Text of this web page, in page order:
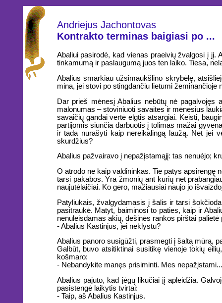
Andriejus Jachontovas
Kontrakto terminas baigiasi po ...
Abaliui pasirodė, kad vienas praeivių žvalgosi į jį.
tinkamumą ir paslaugumą juos ten laiko. Tiesa,
Abalius smarkiau užsimaukšlino skrybėlę,
mina, jei stovi po stingdančiu lietumi žeminančioje
Dar prieš mėnesį Abalius nebūtų nė pagalvojęs
malonumas – stoviniuoti savaites ir mėnesius
savaičių gandai vertė elgtis atsargiai. Keisti,
partijomis siunčia darbuotis į tolimas mažai
ir tada nurašyti kaip nereikalingą laužą. Net jei
skurdžius?
Abalius pažvairavo į nepažįstamąjį: tas nenuėjo;
O atrodo ne kaip valdininkas. Tie patys apsirengę
tarsi pakabos. Yra žmonių ant kurių net
naujutėlaičiai. Ko gero, mažiausiai naujo jo
Patyliukais, žvalgydamasis į šalis ir tarsi
pasitraukė. Matyt, baiminosi to paties, kaip ir
nenuleisdamas akių, dešinės rankos pirštai
- Abalius Kastinjus, jei neklystu?
Abalius panoro susigūžti, prasmegti į šaltą mūrą,
Galbūt, buvo atsitiktinai susitikę vienoje tokių
košmaro:
- Nebandykite manęs prisiminti. Mes nepažįstami...
Abalius pajuto, kad jėgų likučiai jį apleidžia.
pasistengė laikytis tvirtai:
- Taip, aš Abalius Kastinjus.